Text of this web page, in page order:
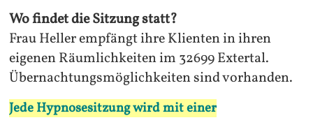
Wo findet die Sitzung statt?
Frau Heller empfängt ihre Klienten in ihren
eigenen Räumlichkeiten im 32699 Extertal.
Übernachtungsmöglichkeiten sind vorhanden.
Jede Hypnosesitzung wird mit einer